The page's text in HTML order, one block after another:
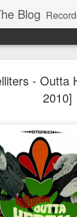
Blog Records Reviews - Running WILD Since
- Outta
2010]